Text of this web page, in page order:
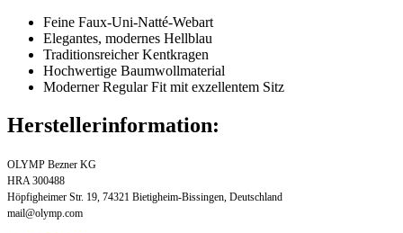
Feine Faux-Uni-Natté-Webart
Elegantes, modernes Hellblau
Traditionsreicher Kentkragen
Hochwertige Baumwollmaterial
Moderner Regular Fit mit exzellentem Sitz
Herstellerinformation:
OLYMP Bezner KG
HRA 300488
Höpfigheimer Str. 19, 74321 Bietigheim-Bissingen, Deutschland
mail@olymp.com